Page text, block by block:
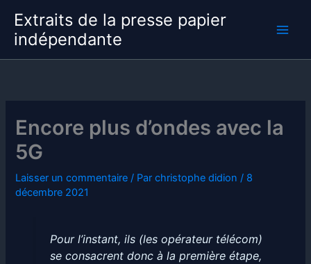
contenu
Extraits de la presse papier
indépendante
Encore plus d’ondes avec la
5G
Laisser un commentaire / Parchristophe didion / 8
décembre 2021
Pour l’instant, ils (les opérateur télécom)
se consacrent donc à la première étape,